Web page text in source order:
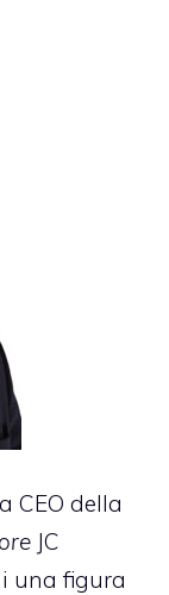
CEO della
JC
una figura